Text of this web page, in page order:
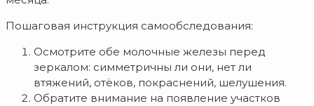
Пошаговая инструкция самообследования:
Осмотрите обе молочные железы перед
зеркалом: симметричны ли они, нет ли
втяжений, отёков, покраснений, шелушения.
Обратите внимание на появление участков